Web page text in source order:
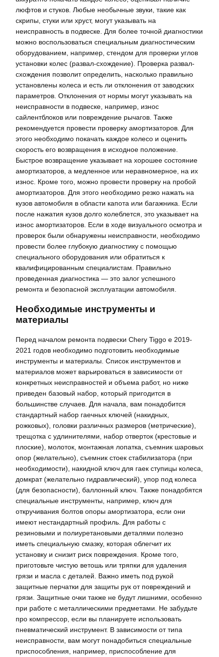
люфтов и стуков. Любые необычные звуки, такие как
скрипы, стуки или хруст, могут указывать на
неисправность в подвеске. Для более точной диагностики
можно воспользоваться специальным диагностическим
оборудованием, например, стендом для проверки углов
установки колес (развал-схождение). Проверка развал-
схождения позволит определить, насколько правильно
установлены колеса и есть ли отклонения от заводских
параметров. Отклонения от нормы могут указывать на
неисправности в подвеске, например, износ
сайлентблоков или повреждение рычагов. Также
рекомендуется провести проверку амортизаторов. Для
этого необходимо покачать каждое колесо и оценить
скорость его возвращения в исходное положение.
Быстрое возвращение указывает на хорошее состояние
амортизаторов, а медленное или неравномерное, на их
износ. Кроме того, можно провести проверку на пробой
амортизаторов. Для этого необходимо резко нажать на
кузов автомобиля в области капота или багажника. Если
после нажатия кузов долго колеблется, это указывает на
износ амортизаторов. Если в ходе визуального осмотра и
проверок были обнаружены неисправности, необходимо
провести более глубокую диагностику с помощью
специального оборудования или обратиться к
квалифицированным специалистам. Правильно
проведенная диагностика — это залог успешного
ремонта и безопасной эксплуатации автомобиля.
Необходимые инструменты и
материалы
Перед началом ремонта подвески Chery Tiggo e 2019-
2021 годов необходимо подготовить необходимые
инструменты и материалы. Список инструментов и
материалов может варьироваться в зависимости от
конкретных неисправностей и объема работ, но ниже
приведен базовый набор, который пригодится в
большинстве случаев. Для начала, вам понадобится
стандартный набор гаечных ключей (накидных,
рожковых), головки различных размеров (метрические),
трещотка с удлинителями, набор отверток (крестовые и
плоские), молоток, монтажная лопатка, съемник шаровых
опор (желательно), съемник стоек стабилизатора (при
необходимости), накидной ключ для гаек ступицы колеса,
домкрат (желательно гидравлический), упор под колеса
(для безопасности), баллонный ключ. Также понадобятся
специальные инструменты, например, ключ для
откручивания болтов опоры амортизатора, если они
имеют нестандартный профиль. Для работы с
резиновыми и полиуретановыми деталями полезно
иметь специальную смазку, которая облегчит их
установку и снизит риск повреждения. Кроме того,
приготовьте чистую ветошь или тряпки для удаления
грязи и масла с деталей. Важно иметь под рукой
защитные перчатки для защиты рук от повреждений и
грязи. Защитные очки также не будут лишними, особенно
при работе с металлическими предметами. Не забудьте
про компрессор, если вы планируете использовать
пневматический инструмент. В зависимости от типа
неисправности, вам могут понадобиться специальные
приспособления, например, приспособление для